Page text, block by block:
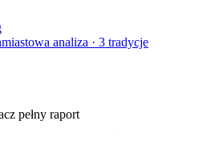
analiza · 3 tradycje
pełny raport